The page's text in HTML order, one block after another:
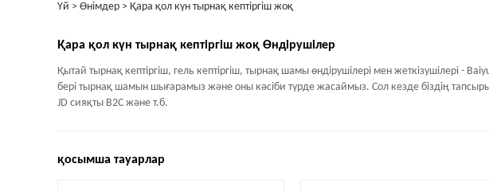
Үй > Өнімдер > Қара қол күн тырнақ кептіргіш жоқ
Қара қол күн тырнақ кептіргіш жоқ Өндірушілер
Қытай тырнақ кептіргіш, гель кептіргіш, тырнақ шамы өндірушілері мен жеткізушілері -
бері тырнақ шамын шығарамыз және оны кәсіби түрде жасаймыз. Сол кезде біздің
JD сияқты B2C және т.б.
қосымша тауарлар